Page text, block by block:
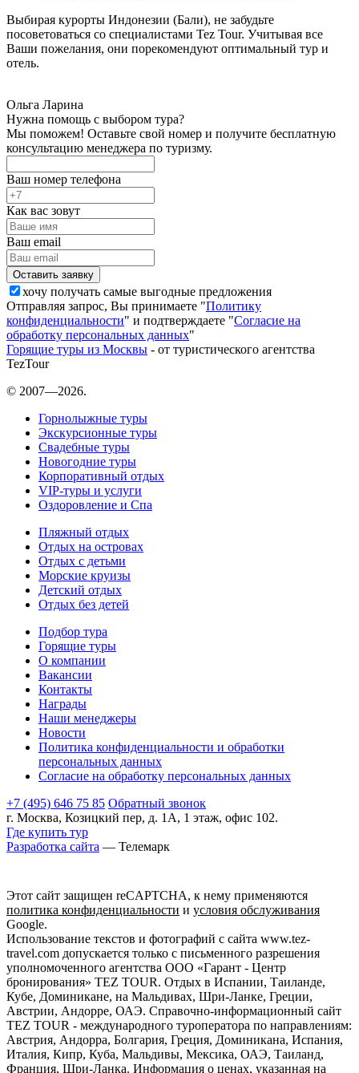
Выбирая курорты Индонезии (Бали), не забудьте
посоветоваться со специалистами Tez Tour. Учитывая все
Ваши пожелания, они порекомендуют оптимальный тур и
отель.
Ольга Ларина
Нужна помощь с выбором тура?
Мы поможем! Оставьте свой номер и получите бесплатную
консультацию менеджера по туризму.
Ваш номер телефона
Как вас зовут
Ваш email
хочу получать самые выгодные предложения
Отправляя запрос, Вы принимаете "Политику
конфиденциальности" и подтверждаете "Согласие на
обработку персональных данных"
Горящие туры из Москвы - от туристического агентства
TezTour
© 2007—2026.
Горнолыжные туры
Экскурсионные туры
Свадебные туры
Новогодние туры
Корпоративный отдых
VIP-туры и услуги
Оздоровление и Спа
Пляжный отдых
Отдых на островах
Отдых с детьми
Морские круизы
Детский отдых
Отдых без детей
Подбор тура
Горящие туры
О компании
Вакансии
Контакты
Награды
Наши менеджеры
Новости
Политика конфиденциальности и обработки
персональных данных
Согласие на обработку персональных данных
+7 (495) 646 75 85 Обратный звонок
г. Москва, Козицкий пер, д. 1А, 1 этаж, офис 102.
Где купить тур
Разработка сайта — Телемарк
Этот сайт защищен reCAPTCHA, к нему применяются
политика конфиденциальности и условия обслуживания
Google.
Использование текстов и фотографий с сайта www.tez-
travel.com допускается только с письменного разрешения
уполномоченного агентства ООО «Гарант - Центр
бронирования» TEZ TOUR. Отдых в Испании, Таиланде,
Кубе, Доминикане, на Мальдивах, Шри-Ланке, Греции,
Австрии, Андорре, ОАЭ. Справочно-информационный сайт
TEZ TOUR - международного туроператора по направлениям:
Австрия, Андорра, Болгария, Греция, Доминикана, Испания,
Италия, Кипр, Куба, Мальдивы, Мексика, ОАЭ, Таиланд,
Франция, Шри-Ланка. Информация о ценах, указанная на